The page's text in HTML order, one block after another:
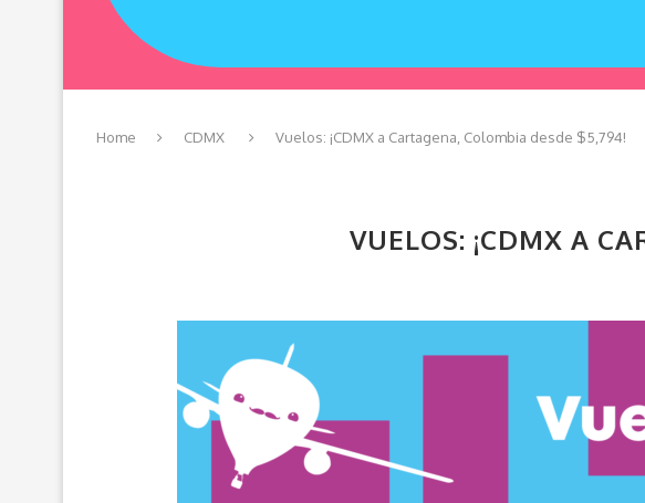
Home CDMX Vuelos: ¡CDMX a Cartagena, Colombia desde $5,794!
VUELOS: ¡CDMX A